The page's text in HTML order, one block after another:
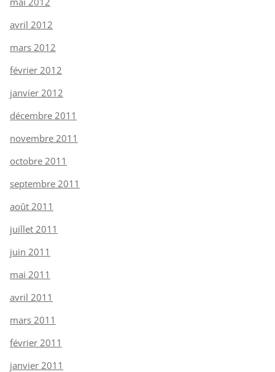
avril 2012
mars 2012
février 2012
janvier 2012
décembre 2011
novembre 2011
octobre 2011
septembre 2011
août 2011
juillet 2011
juin 2011
mai 2011
avril 2011
mars 2011
février 2011
janvier 2011